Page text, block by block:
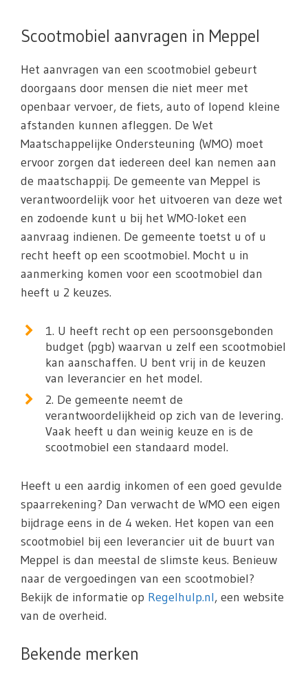
Scootmobiel aanvragen in Meppel
Het aanvragen van een scootmobiel gebeurt
doorgaans door mensen die niet meer met
openbaar vervoer, de fiets, auto of lopend kleine
afstanden kunnen afleggen. De Wet
Maatschappelijke Ondersteuning (WMO) moet
ervoor zorgen dat iedereen deel kan nemen aan
de maatschappij. De gemeente van Meppel is
verantwoordelijk voor het uitvoeren van deze wet
en zodoende kunt u bij het WMO-loket een
aanvraag indienen. De gemeente toetst u of u
recht heeft op een scootmobiel. Mocht u in
aanmerking komen voor een scootmobiel dan
heeft u 2 keuzes.
1. U heeft recht op een persoonsgebonden
budget (pgb) waarvan u zelf een scootmobiel
kan aanschaffen. U bent vrij in de keuzen
van leverancier en het model.
2. De gemeente neemt de
verantwoordelijkheid op zich van de levering.
Vaak heeft u dan weinig keuze en is de
scootmobiel een standaard model.
Heeft u een aardig inkomen of een goed gevulde
spaarrekening? Dan verwacht de WMO een eigen
bijdrage eens in de 4 weken. Het kopen van een
scootmobiel bij een leverancier uit de buurt van
Meppel is dan meestal de slimste keus. Benieuw
naar de vergoedingen van een scootmobiel?
Bekijk de informatie op Regelhulp.nl, een website
van de overheid.
Bekende merken